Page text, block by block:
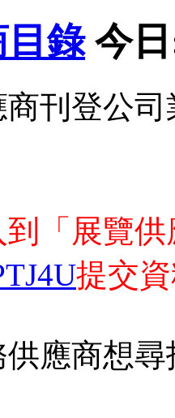
目錄 今
刊登公
「展覽
提交
應商想